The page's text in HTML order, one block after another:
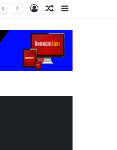
Barra
Artigo
Entrar